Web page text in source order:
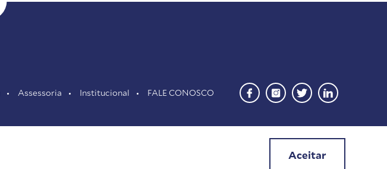
Aceitar
Assessoria Institucional FALE CONOSCO